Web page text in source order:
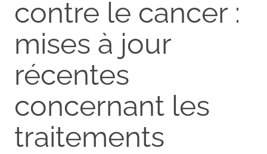
contre le cancer :
mises à jour
récentes
concernant les
traitements